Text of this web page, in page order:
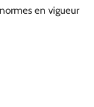
en vigueur